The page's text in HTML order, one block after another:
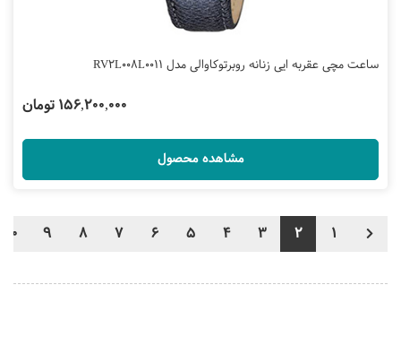
ساعت مچی عقربه ایی زنانه روبرتوکاوالی مدل RV2L008L0011
156,200,000 تومان
مشاهده محصول
1
2
3
4
5
6
7
8
9
10